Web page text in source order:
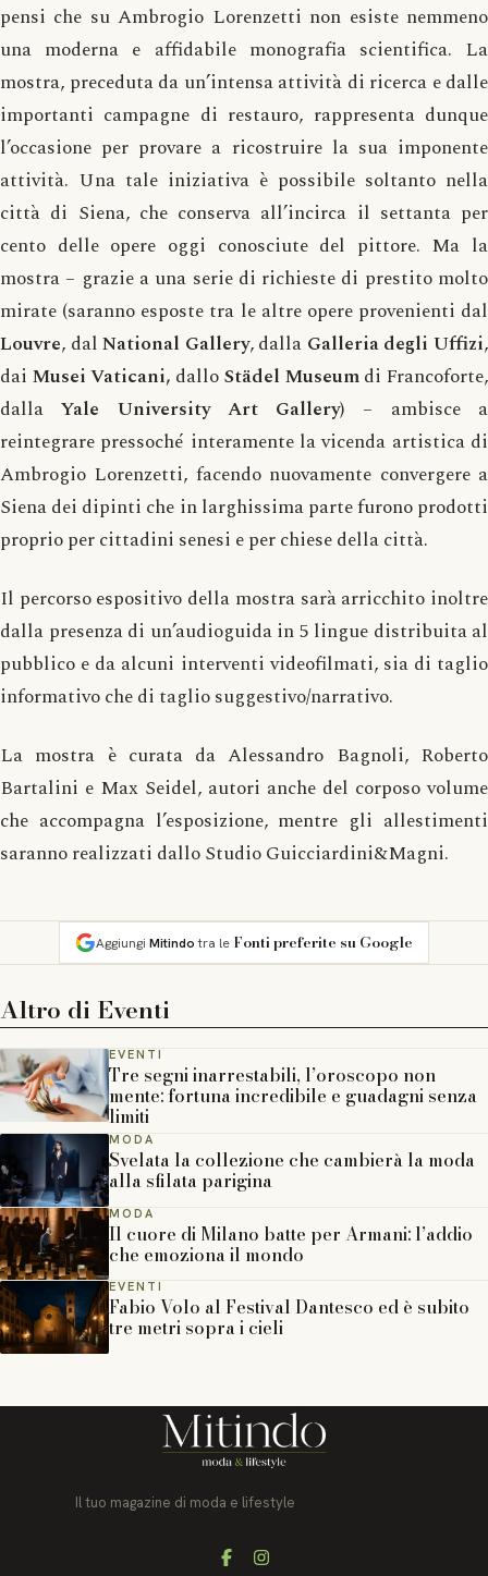
pensi che su Ambrogio Lorenzetti non esiste nemmeno
una moderna e affidabile monografia scientifica. La
mostra, preceduta da un’intensa attività di ricerca e dalle
importanti campagne di restauro, rappresenta dunque
l’occasione per provare a ricostruire la sua imponente
attività. Una tale iniziativa è possibile soltanto nella
città di Siena, che conserva all’incirca il settanta per
cento delle opere oggi conosciute del pittore. Ma la
mostra – grazie a una serie di richieste di prestito molto
mirate (saranno esposte tra le altre opere provenienti dal
Louvre, dalNational Gallery, dalla Galleria degli Uffizi,
dai Musei Vaticani, dalloStädel Museumdi Francoforte,
dallaYale University Art Gallery) – ambisce a
reintegrare pressoché interamente la vicenda artistica di
Ambrogio Lorenzetti, facendo nuovamente convergere a
Siena dei dipinti che in larghissima parte furono prodotti
proprio per cittadini senesi e per chiese della città.
Il percorso espositivo della mostra sarà arricchito inoltre
dalla presenza di un’audioguida in 5 lingue distribuita al
pubblico e da alcuni interventi videofilmati, sia di taglio
informativo che di taglio suggestivo/narrativo.
La mostra è curata da Alessandro Bagnoli, Roberto
Bartalini e Max Seidel, autori anche del corposo volume
che accompagna l’esposizione, mentre gli allestimenti
saranno realizzati dallo Studio Guicciardini&Magni.
Aggiungi Mitindotra le Fonti preferite su Google
Altro di Eventi
EVENTI
Tre segni inarrestabili, l’oroscopo non
mente: fortuna incredibile e guadagni senza
limiti
MODA
Svelata la collezione che cambierà la moda
alla sfilata parigina
MODA
Il cuore di Milano batte per Armani: l’addio
che emoziona il mondo
EVENTI
Fabio Volo al Festival Dantesco ed è subito
tre metri sopra i cieli
Il tuo magazine di moda e lifestyle
FacebookInstagram